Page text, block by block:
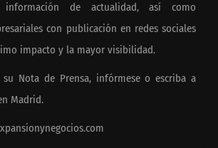
información de actualidad, así como
con publicación en redes sociales
impacto y la mayor visibilidad.
Nota de Prensa, infórmese o escriba a
Madrid.